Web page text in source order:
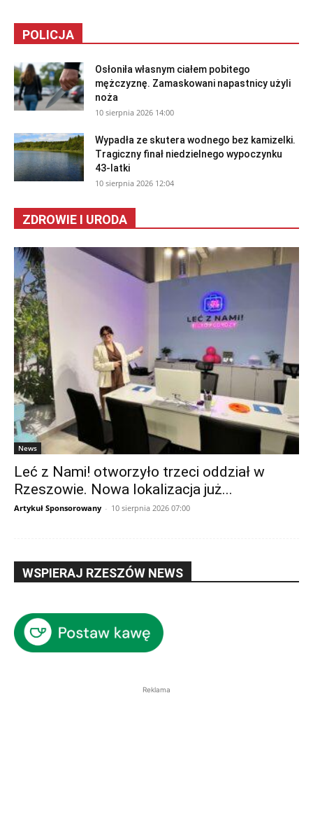
POLICJA
Osłoniła własnym ciałem pobitego
mężczyznę. Zamaskowani napastnicy użyli
noża
10 sierpnia 2026 14:00
Wypadła ze skutera wodnego bez kamizelki.
Tragiczny finał niedzielnego wypoczynku
43-latki
10 sierpnia 2026 12:04
ZDROWIE I URODA
News
Leć z Nami! otworzyło trzeci oddział w
Rzeszowie. Nowa lokalizacja już...
Artykuł Sponsorowany - 10 sierpnia 2026 07:00
WSPIERAJ RZESZÓW NEWS
Reklama